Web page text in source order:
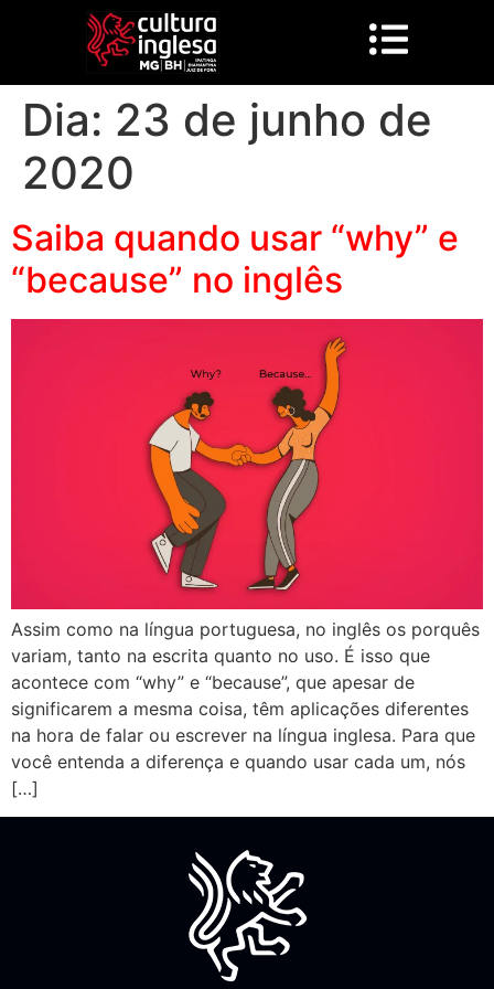
Dia: 23 de junho de
2020
Saiba quando usar “why” e
“because” no inglês
Assim como na língua portuguesa, no inglês os porquês
variam, tanto na escrita quanto no uso. É isso que
acontece com “why” e “because”, que apesar de
significarem a mesma coisa, têm aplicações diferentes
na hora de falar ou escrever na língua inglesa. Para que
você entenda a diferença e quando usar cada um, nós
[…]